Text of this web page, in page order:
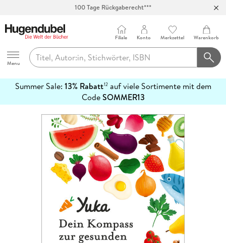
100 Tage Rückgaberecht***
Hugendubel
Menu
Filiale Konto Merkzettel Warenkorb
Summer Sale: 13% Rabatt12auf viele Sortimente mit dem
CodeSOMMER13
erfahren